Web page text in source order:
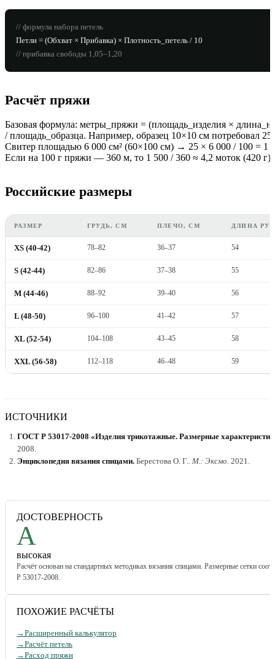
// формула набора петель
Петли = (Обхват × Прибавка) × Плотность_петель / 10
// прибавка свободы 1,05–1,20
Расчёт пряжи
Базовая формула: метры_пряжи = (площадь_изделия ×
/ площадь_образца. Например, образец 10×10 см потребовал
Свитер площадью 6 000 см² (60×100 см) → 25 × 6 000 / 100 = 1
Если на 100 г пряжи — 360 м, то 1 500 / 360 ≈ 4,2 моток (420 г).
Российские размеры
РАЗМЕР ГРУДЬ, СМ ПЛЕЧО, СМ ДЛИНА
XS (40-42) 78–82 36–37 54
S (42-44) 82–86 37–38 55
M (44-46) 88–92 39–40 56
L (48-50) 96–100 41–42 57
XL (52-54) 104–108 43–45 58
XXL (56-58) 112–118 46–48 59
ИСТОЧНИКИ
ГОСТ Р 53017-2008 «Изделия трикотажные. Размерные
2008.
Энциклопедия вязания спицами. Берестова О. Г.. М.: Эксмо. 2021.
ДОСТОВЕРНОСТЬ
A
высокая
Расчёт основан на стандартных методиках вязания спицами. Размерные сетки
Р 53017-2008.
ПОХОЖИЕ РАСЧЁТЫ
→Расширенный калькулятор
→Расчёт петель
→Расход пряжи